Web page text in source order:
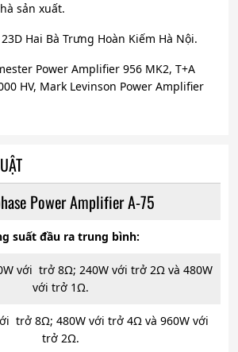
sản xuất.
Hai Bà Trưng Hoàn Kiếm Hà Nội.
Power Amplifier 956 MK2, T+A
HV, Mark Levinson Power Amplifier
Power Amplifier A-75
suất đầu ra trung bình:
với trở 8Ω; 240W với trở 2Ω và 480W
với trở 1Ω.
trở 8Ω; 480W với trở 4Ω và 960W với
trở 2Ω.